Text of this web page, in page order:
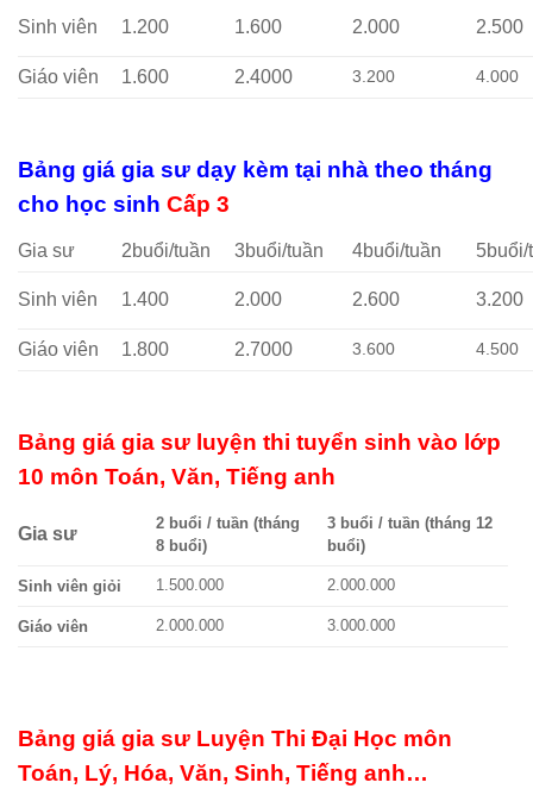
Sinh viên 1.200 1.600 2.000 2.500
Giáo viên 1.600 2.4000 3.200 4.000
Bảng giá gia sư dạy kèm tại nhà theo tháng
cho học sinh Cấp 3
Gia sư 2buổi/tuần 3buổi/tuần 4buổi/tuần 5buổi/
Sinh viên 1.400 2.000 2.600 3.200
Giáo viên 1.800 2.7000 3.600 4.500
Bảng giá gia sư luyện thi tuyển sinh vào lớp
10 môn Toán, Văn, Tiếng anh
Gia sư
2 buổi / tuần (tháng
8 buổi)
3 buổi / tuần (tháng 12
buổi)
Sinh viên giỏi 1.500.000 2.000.000
Giáo viên 2.000.000 3.000.000
Bảng giá gia sư Luyện Thi Đại Học môn
Toán, Lý, Hóa, Văn, Sinh, Tiếng anh…